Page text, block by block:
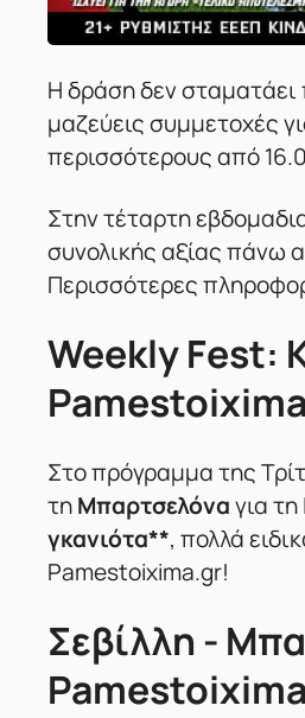
Η δράση δεν σταματάει
μαζεύεις συμμετοχές
περισσότερους από
Στην τέταρτη
συνολικής αξίας πάνω
Περισσότερες
Weekly Fest:
Στο πρόγραμμα της
τηΜπαρτσελόναγια τη
γκανιότα**, πολλά
Pamestoixima.gr!
Σεβίλλη -